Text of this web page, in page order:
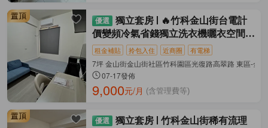
獨立套房
🔥竹科金山街台電計
價變頻冷氣省錢獨立洗衣機曬衣空間室
內機車
租金補貼 拎包入住 近商圈 有電梯
7坪 金山街金山街社區竹科園區光復路高翠路 東區-金
07-17發佈
9,000元/月 (含管理費等)
獨立套房
竹科金山街稀有流理